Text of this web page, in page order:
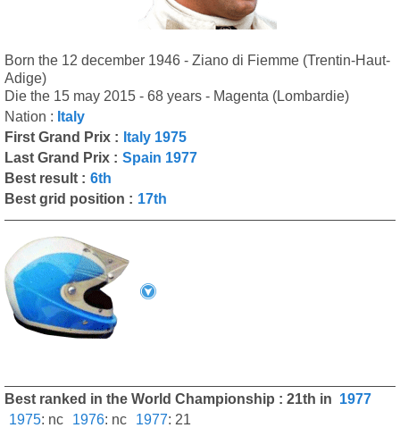
Born the 12 december 1946 - Ziano di Fiemme (Trentin-Haut-
Adige)
Die the 15 may 2015 - 68 years - Magenta (Lombardie)
Nation : Italy
First Grand Prix : Italy 1975
Last Grand Prix : Spain 1977
Best result : 6th
Best grid position : 17th
Best ranked in the World Championship : 21th in 1977
1975: nc 1976: nc 1977: 21